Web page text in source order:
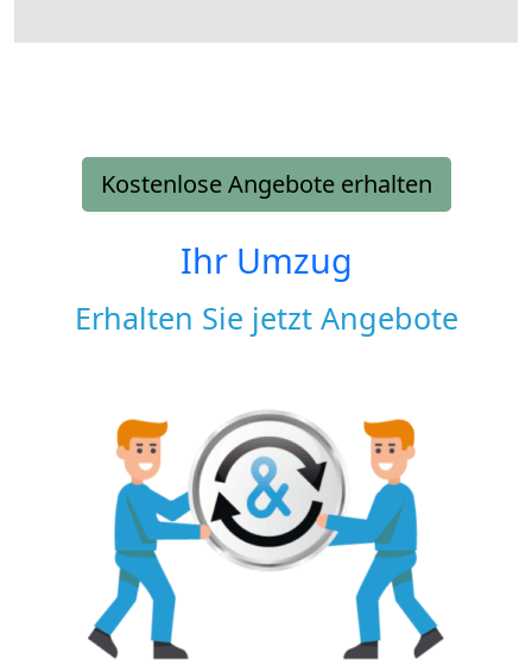
Kostenlose Angebote erhalten
Ihr Umzug
Erhalten Sie jetzt Angebote